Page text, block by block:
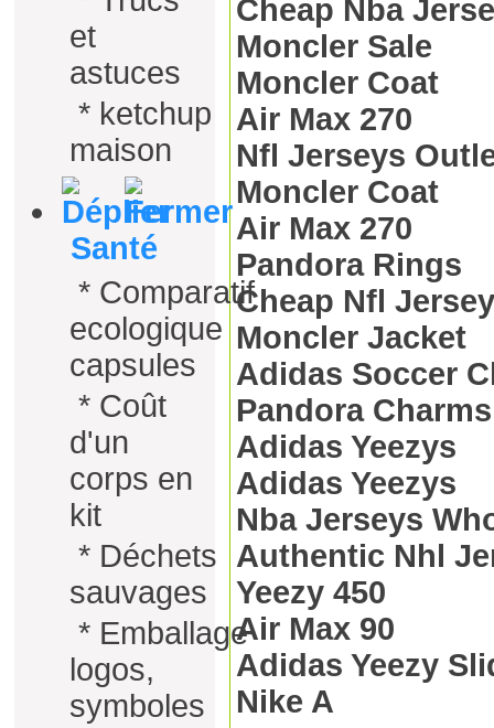
et
astuces
* ketchup
maison
Santé
* Comparatif
ecologique
capsules
* Coût
d'un
corps en
kit
* Déchets
sauvages
* Emballage
logos,
symboles
Cheap Nba
Moncler Sale
Moncler Coat
Air Max 270
Nfl Jerseys
Moncler Coat
Air Max 270
Pandora Rings
Cheap Nfl
Moncler Jacket
Adidas Soccer
Pandora Charms
Adidas Yeezys
Adidas Yeezys
Nba Jerseys
Authentic Nhl
Yeezy 450
Air Max 90
Adidas Yeezy
Nike A